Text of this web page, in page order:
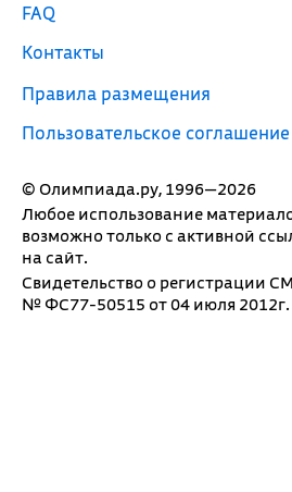
© Олимпиада.ру, 1996—2026
Любое использование
возможно только с активной
на сайт.
Свидетельство о регистрации
№ ФС77-50515 от 04 июля 2012г.
FAQ
Контакты
Правила размещения
Пользовательское соглашение